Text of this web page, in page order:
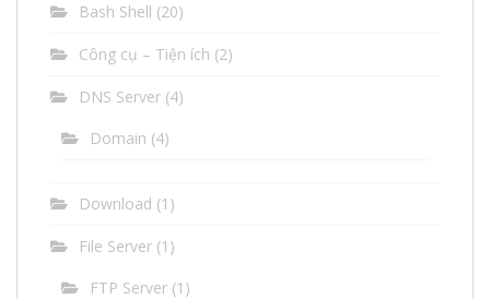
Bash Shell (20)
Công cụ – Tiện ích (2)
DNS Server (4)
Domain (4)
Download (1)
File Server (1)
FTP Server (1)